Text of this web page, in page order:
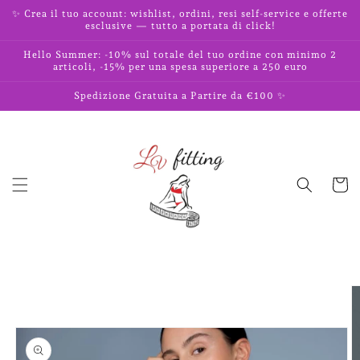
direttamente
✨ Crea il tuo account: wishlist, ordini, resi self-service e offerte
esclusive — tutto a portata di click!
Hello Summer: -10% sul totale del tuo ordine con minimo 2
articoli, -15% per una spesa superiore a 250 euro
Spedizione Gratuita a Partire da €100 ✨
Carrello